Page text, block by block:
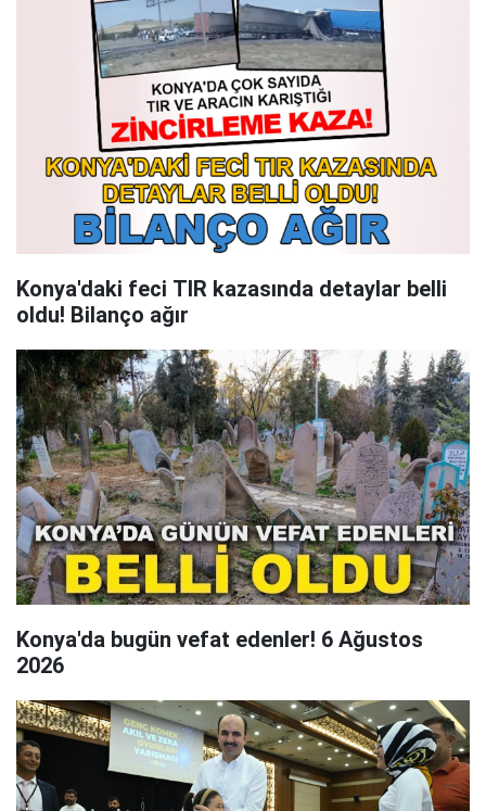
Konya'daki feci TIR kazasında detaylar belli
oldu! Bilanço ağır
Konya'da bugün vefat edenler! 6 Ağustos
2026